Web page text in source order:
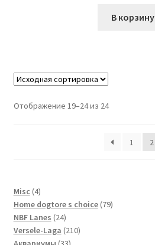
В корзину
Отображение 19–24 из 24
1 2
Misc 44
товара
Home dogtore s choice 7979
NBF Lanes 2424
товара
Versele-Laga 210210
33